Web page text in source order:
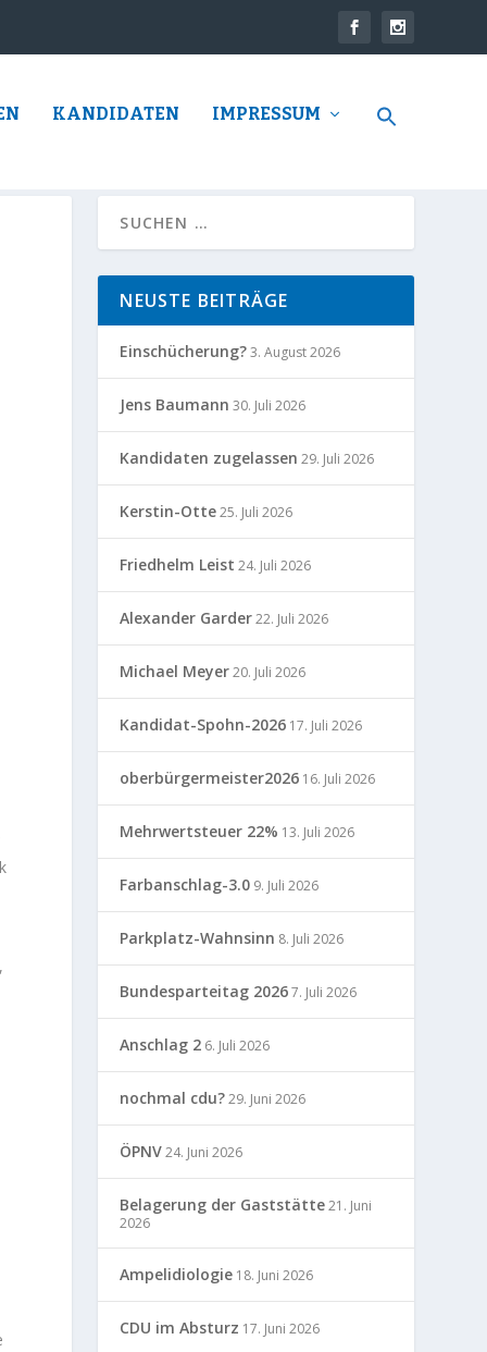
KANDIDATEN IMPRESSUM
NEUSTE BEITRÄGE
Einschücherung?3. August 2026
Jens Baumann 30. Juli 2026
Kandidaten zugelassen 29. Juli 2026
Kerstin-Otte25. Juli 2026
Friedhelm Leist 24. Juli 2026
Alexander Garder22. Juli 2026
Michael Meyer20. Juli 2026
Kandidat-Spohn-2026 17. Juli 2026
oberbürgermeister2026 16. Juli 2026
Mehrwertsteuer 22% 13. Juli 2026
Farbanschlag-3.0 9. Juli 2026
Parkplatz-Wahnsinn 8. Juli 2026
Bundesparteitag 20267. Juli 2026
Anschlag 2 6. Juli 2026
nochmal cdu?29. Juni 2026
ÖPNV24. Juni 2026
Belagerung der Gaststätte21. Juni
2026
Ampelidiologie 18. Juni 2026
CDU im Absturz 17. Juni 2026